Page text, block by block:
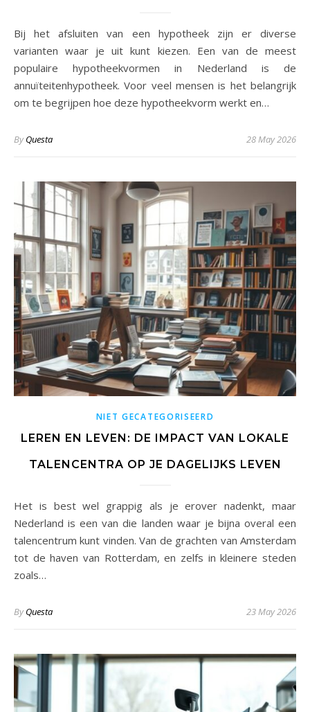
Bij het afsluiten van een hypotheek zijn er diverse
varianten waar je uit kunt kiezen. Een van de meest
populaire hypotheekvormen in Nederland is de
annuïteitenhypotheek. Voor veel mensen is het belangrijk
om te begrijpen hoe deze hypotheekvorm werkt en…
ByQuesta 28 May 2026
NIET GECATEGORISEERD
LEREN EN LEVEN: DE IMPACT VAN LOKALE
TALENCENTRA OP JE DAGELIJKS LEVEN
Het is best wel grappig als je erover nadenkt, maar
Nederland is een van die landen waar je bijna overal een
talencentrum kunt vinden. Van de grachten van Amsterdam
tot de haven van Rotterdam, en zelfs in kleinere steden
zoals…
ByQuesta 23 May 2026